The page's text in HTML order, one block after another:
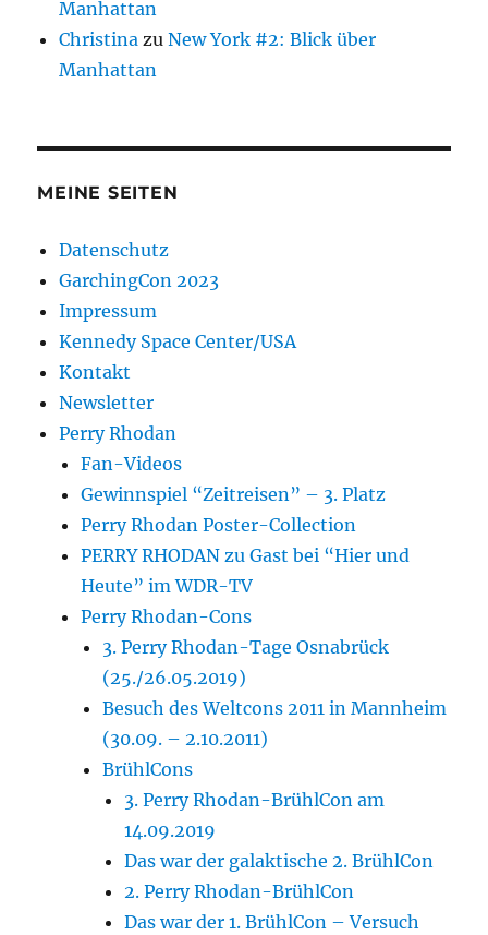
Manhattan
Christina zuNew York #2: Blick über
Manhattan
MEINE SEITEN
Datenschutz
GarchingCon 2023
Impressum
Kennedy Space Center/USA
Kontakt
Newsletter
Perry Rhodan
Fan-Videos
Gewinnspiel “Zeitreisen” – 3. Platz
Perry Rhodan Poster-Collection
PERRY RHODAN zu Gast bei “Hier und
Heute” im WDR-TV
Perry Rhodan-Cons
3. Perry Rhodan-Tage Osnabrück
(25./26.05.2019)
Besuch des Weltcons 2011 in Mannheim
(30.09. – 2.10.2011)
BrühlCons
3. Perry Rhodan-BrühlCon am
14.09.2019
Das war der galaktische 2. BrühlCon
2. Perry Rhodan-BrühlCon
Das war der 1. BrühlCon – Versuch